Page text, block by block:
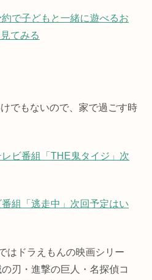
で子どもと一緒に遊べるお
てみる
でもないので、家で過ごす時
ビ番組「THE鬼タイジ」次
組「逃走中」次回予定はい
はドラえもんの映画シリー
刃・進撃の巨人・名探偵コ